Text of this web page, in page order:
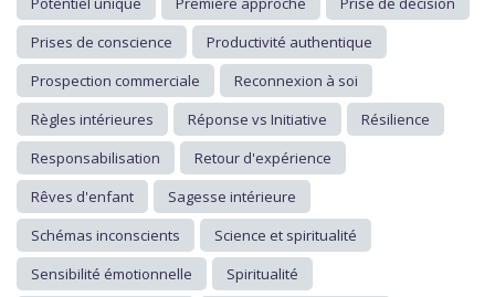
Prises de conscience
Productivité authentique
Prospection commerciale
Reconnexion à soi
Règles intérieures
Réponse vs Initiative
Résilience
Responsabilisation
Retour d'expérience
Rêves d'enfant
Sagesse intérieure
Schémas inconscients
Science et spiritualité
Sensibilité émotionnelle
Spiritualité